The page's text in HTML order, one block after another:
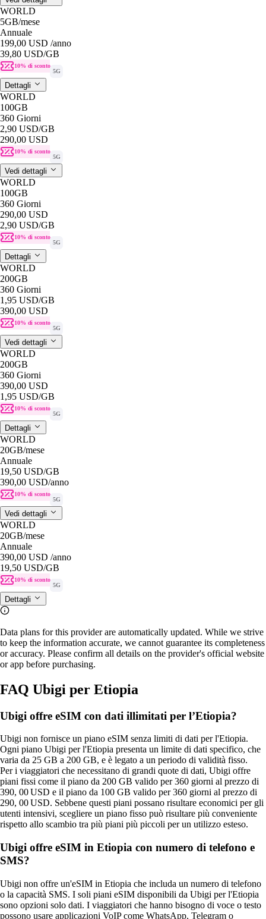
WORLD
5GB/mese
Annuale
199,00 USD /anno
39,80 USD/GB
10% di sconto
5G
Dettagli
WORLD
100GB
360 Giorni
2,90 USD/GB
290,00 USD
10% di sconto
5G
Vedi dettagli
WORLD
100GB
360 Giorni
290,00 USD
2,90 USD/GB
10% di sconto
5G
Dettagli
WORLD
200GB
360 Giorni
1,95 USD/GB
390,00 USD
10% di sconto
5G
Vedi dettagli
WORLD
200GB
360 Giorni
390,00 USD
1,95 USD/GB
10% di sconto
5G
Dettagli
WORLD
20GB/mese
Annuale
19,50 USD/GB
390,00 USD/anno
10% di sconto
5G
Vedi dettagli
WORLD
20GB/mese
Annuale
390,00 USD /anno
19,50 USD/GB
10% di sconto
5G
Dettagli
Data plans for this provider are automatically updated. While we strive
to keep the information accurate, we cannot guarantee its completeness
or accuracy. Please confirm all details on the provider's official website
or app before purchasing.
FAQ Ubigi per Etiopia
Ubigi offre eSIM con dati illimitati per l’Etiopia?
Ubigi non fornisce un piano eSIM senza limiti di dati per l'Etiopia.
Ogni piano Ubigi per l'Etiopia presenta un limite di dati specifico, che
varia da 25 GB a 200 GB, e è legato a un periodo di validità fisso.
Per i viaggiatori che necessitano di grandi quote di dati, Ubigi offre
piani fissi come il piano da 200 GB valido per 360 giorni al prezzo di
390, 00 USD e il piano da 100 GB valido per 360 giorni al prezzo di
290, 00 USD. Sebbene questi piani possano risultare economici per gli
utenti intensivi, scegliere un piano fisso può risultare più conveniente
rispetto allo scambio tra più piani più piccoli per un utilizzo esteso.
Ubigi offre eSIM in Etiopia con numero di telefono e
SMS?
Ubigi non offre un'eSIM in Etiopia che includa un numero di telefono
o la capacità SMS. I soli piani eSIM disponibili da Ubigi per l'Etiopia
sono opzioni solo dati. I viaggiatori che hanno bisogno di voce o testo
possono usare applicazioni VoIP come WhatsApp, Telegram o